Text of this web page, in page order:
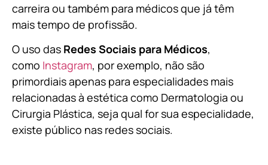
carreira ou também para médicos que já têm
mais tempo de profissão.
O uso das Redes Sociais para Médicos,
como Instagram, por exemplo, não são
primordiais apenas para especialidades mais
relacionadas à estética como Dermatologia ou
Cirurgia Plástica, seja qual for sua especialidade,
existe público nas redes sociais.